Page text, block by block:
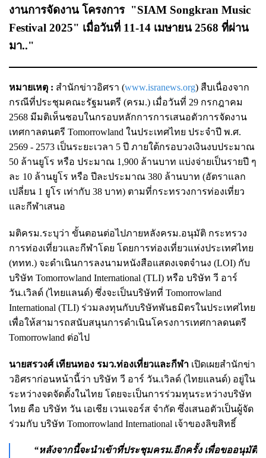
งานการจัดงาน โครงการ "SIAM Songkran Music
Festival 2025" เมื่อวันที่ 11-14 เมษายน 2568 ที่ผ่าน
มา.."
หมายเหตุ : สำนักข่าวอิศรา (www.isranews.org) สืบเนื่องจาก
กรณีที่ประชุมคณะรัฐมนตรี (ครม.) เมื่อวันที่ 29 กรกฎาคม
2568 มีมติเห็นชอบในกรอบหลักการการเสนอตัวการจัดงาน
เทศกาลดนตรี Tomorrowland ในประเทศไทย ประจำปี พ.ศ.
2569 - 2573 เป็นระยะเวลา 5 ปี ภายใต้กรอบวงเงินงบประมาณ
50 ล้านยูโร หรือ ประมาณ 1,900 ล้านบาท แบ่งจ่ายเป็นรายปี ๆ
ละ 10 ล้านยูโร หรือ ปีละประมาณ 380 ล้านบาท (อัตราแลก
เปลี่ยน 1 ยูโร เท่ากับ 38 บาท) ตามที่กระทรวงการท่องเที่ยว
และกีฬาเสนอ
มติครม.ระบุว่า ขั้นตอนต่อไปภายหลังครม.อนุมัติ กระทรวง
การท่องเที่ยวและกีฬาโดย โดยการท่องเที่ยวแห่งประเทศไทย
(ททท.) จะดำเนินการลงนามหนังสือแสดงเจตจำนง (LOI) กับ
บริษัท Tomorrowland International (TLI) หรือ บริษัท วี อาร์
วัน.เวิลด์ (ไทยแลนด์) ซึ่งจะเป็นบริษัทที่ Tomorrowland
International (TLI) ร่วมลงทุนกับบริษัทพันธมิตรในประเทศไทย
เพื่อให้สามารถสนับสนุนการดำเนินโครงการเทศกาลดนตรี
Tomorrowland ต่อไป
นายสรวงศ์ เทียนทอง รมว.ท่องเที่ยวและกีฬา เปิดเผยสำนักข่า
วอิศราก่อนหน้านี้ว่า บริษัท วี อาร์ วัน.เวิลด์ (ไทยแลนด์) อยู่ใน
ระหว่างจดจัดตั้งในไทย โดยจะเป็นการร่วมทุนระหว่างบริษัท
ไทย คือ บริษัท วัน เอเชีย เวนเจอร์ส จำกัด ซึ่งเสนอตัวเป็นผู้จัด
ร่วมกับ บริษัท Tomorrowland International เจ้าของลิขสิทธิ์
“หลังจากนี้จะนำเข้าที่ประชุมครม.อีกครั้ง เพื่อขออนุมัติ